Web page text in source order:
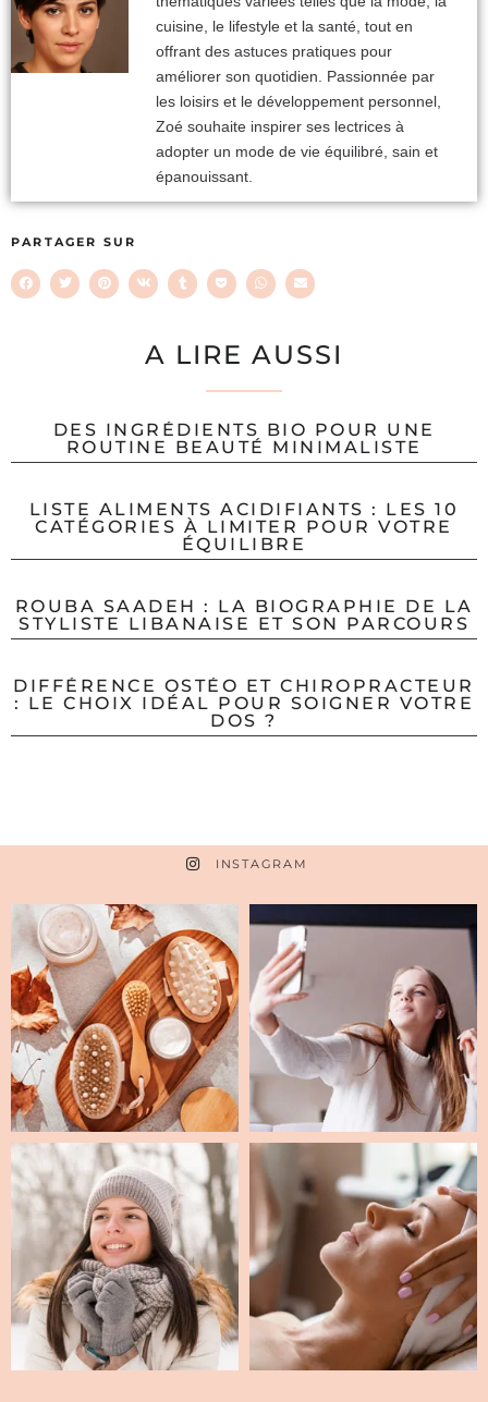
cuisine, le lifestyle et la santé, tout en
offrant des astuces pratiques pour
améliorer son quotidien. Passionnée par
les loisirs et le développement personnel,
Zoé souhaite inspirer ses lectrices à
adopter un mode de vie équilibré, sain et
épanouissant.
PARTAGER SUR
A LIRE AUSSI
DES INGRÉDIENTS BIO POUR UNE
ROUTINE BEAUTÉ MINIMALISTE
LISTE ALIMENTS ACIDIFIANTS : LES 10
CATÉGORIES À LIMITER POUR VOTRE
ÉQUILIBRE
ROUBA SAADEH : LA BIOGRAPHIE DE LA
STYLISTE LIBANAISE ET SON PARCOURS
DIFFÉRENCE OSTÉO ET CHIROPRACTEUR
: LE CHOIX IDÉAL POUR SOIGNER VOTRE
DOS ?
INSTAGRAM